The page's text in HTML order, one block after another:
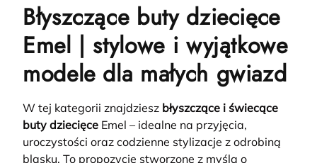
Błyszczące buty dziecięce
Emel | stylowe i wyjątkowe
modele dla małych gwiazd
W tej kategorii znajdziesz błyszczące i świecące
buty dziecięce Emel – idealne na przyjęcia,
uroczystości oraz codzienne stylizacje z odrobiną
blasku. To propozycje stworzone z myślą o